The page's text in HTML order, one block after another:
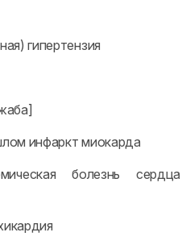
гипертензия
инфаркт миокарда
болезнь сердца